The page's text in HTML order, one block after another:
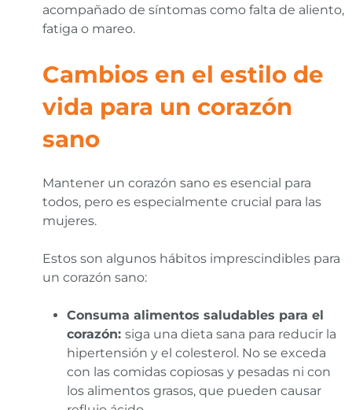
acompañado de síntomas como falta de aliento,
fatiga o mareo.
Cambios en el estilo de
vida para un corazón
sano
Mantener un corazón sano es esencial para
todos, pero es especialmente crucial para las
mujeres.
Estos son algunos hábitos imprescindibles para
un corazón sano:
Consuma alimentos saludables para el
corazón: siga una dieta sana para reducir la
hipertensión y el colesterol. No se exceda
con las comidas copiosas y pesadas ni con
los alimentos grasos, que pueden causar